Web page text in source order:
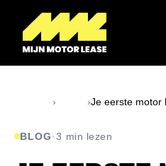
› ›
BLOG ·3 min lezen